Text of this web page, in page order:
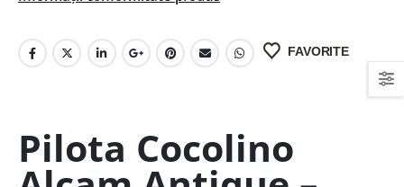
FAVORITE
Pilota Cocolino